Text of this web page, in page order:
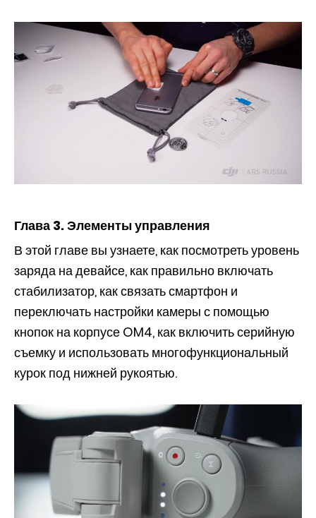
Глава 3. Элементы управления
В этой главе вы узнаете, как посмотреть уровень
заряда на девайсе, как правильно включать
стабилизатор, как связать смартфон и
переключать настройки камеры с помощью
кнопок на корпусе OM4, как включить серийную
съемку и использовать многофункциональный
курок под нижней рукоятью.